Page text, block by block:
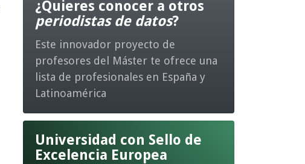
¿Quieres conocer a otros
periodistas de datos?
Este innovador proyecto de
profesores del Máster te ofrece una
lista de profesionales en España y
Latinoamérica
Universidad con Sello de
Excelencia Europea